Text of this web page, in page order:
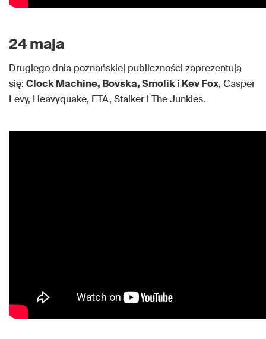
24 maja
Drugiego dnia poznańskiej publiczności zaprezentują
się: Clock Machine, Bovska, Smolik i Kev Fox, Casper
Levy, Heavyquake, ETA, Stalker i The Junkies.